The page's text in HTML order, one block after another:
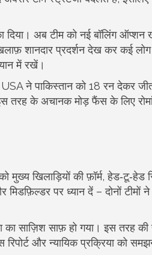
दिया। अब टीम को नई बॉलिंग ऑप्शन
शानदार प्रदर्शन देख कर कई लोग
में रखें।
ने पाकिस्तान को 18 रन देकर
तरह के अचानक मोड़ फैंस के लिए
खिलाड़ियों की फ़ॉर्म, हेड‑टू‑हेड
पर ध्यान दें – दोनों टीमों ने
साज़िश साफ़ हो गया। इस तरह की
रिपोर्ट और न्यायिक प्रक्रिया को